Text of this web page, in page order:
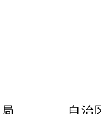
备局
自治